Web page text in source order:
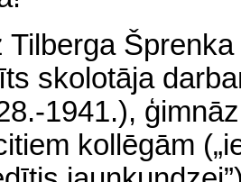
Tilberga
skolotāja
1941.),
kollēgām